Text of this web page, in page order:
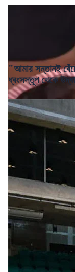
"আমার সন্তানই
ধ্বংসস্তূপ থেকে